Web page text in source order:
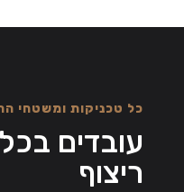
כל טכניקות ומשטחי
עובדים
ריצוף